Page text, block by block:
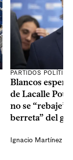
PARTIDOS
Blancos
de Lacalle Pou
no se “rebaje”
berreta” del
Ignacio Martínez